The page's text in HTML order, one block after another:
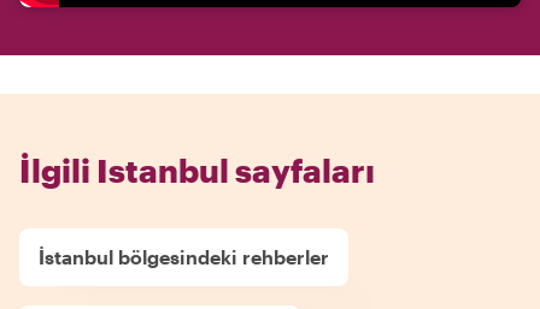
İlgili Istanbul sayfaları
İstanbul bölgesindeki rehberler